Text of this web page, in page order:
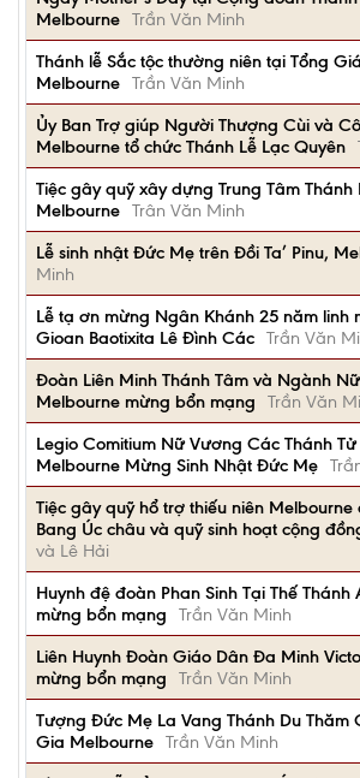
Melbourne Trần Văn Minh
Thánh lễ Sắc tộc thường niên tại Tổng
Melbourne Trần Văn Minh
Ủy Ban Trợ giúp Người Thượng Cùi và
Melbourne tổ chức Thánh Lễ Lạc Quyên
Tiệc gây quỹ xây dựng Trung Tâm Thánh
Melbourne Trân Văn Minh
Lễ sinh nhật Đức Mẹ trên Đồi Ta’ Pinu,
Minh
Lễ tạ ơn mừng Ngân Khánh 25 năm linh
Gioan Baotixita Lê Đình Các Trần Văn
Đoàn Liên Minh Thánh Tâm và Ngành
Melbourne mừng bổn mạng
Trần Văn
Legio Comitium Nữ Vương Các Thánh
Melbourne Mừng Sinh Nhật Đức Mẹ
Tiệc gây quỹ hổ trợ thiếu niên
Bang Úc châu và quỹ sinh hoạt cộng
và Lê Hải
Huynh đệ đoàn Phan Sinh Tại Thế Thánh
mừng bổn mạng
Trần Văn Minh
Liên Huynh Đoàn Giáo Dân Đa Minh
mừng bổn mạng
Trần Văn Minh
Tượng Đức Mẹ La Vang Thánh Du Thăm
Gia Melbourne Trần Văn Minh